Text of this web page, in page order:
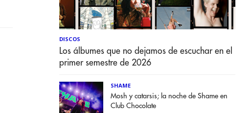
DISCOS
Los álbumes que no dejamos de escuchar en el
primer semestre de 2026
SHAME
Mosh y catarsis; la noche de Shame en
Club Chocolate